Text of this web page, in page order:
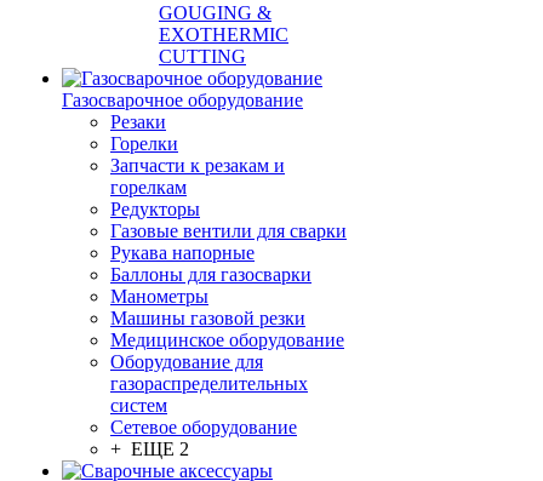
GOUGING &
EXOTHERMIC
CUTTING
Газосварочное оборудование
Резаки
Горелки
Запчасти к резакам и
горелкам
Редукторы
Газовые вентили для сварки
Рукава напорные
Баллоны для газосварки
Манометры
Машины газовой резки
Медицинское оборудование
Оборудование для
газораспределительных
систем
Сетевое оборудование
+ ЕЩЕ 2